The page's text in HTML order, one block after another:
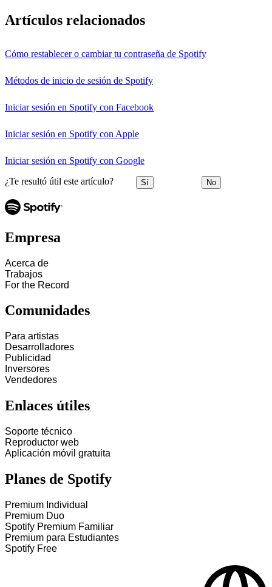
Artículos relacionados
Cómo restablecer o cambiar tu contraseña de Spotify
Métodos de inicio de sesión de Spotify
Iniciar sesión en Spotify con Facebook
Iniciar sesión en Spotify con Apple
Iniciar sesión en Spotify con Google
¿Te resultó útil este artículo? Sí No
Empresa
Acerca de
Trabajos
For the Record
Comunidades
Para artistas
Desarrolladores
Publicidad
Inversores
Vendedores
Enlaces útiles
Soporte técnico
Reproductor web
Aplicación móvil gratuita
Planes de Spotify
Premium Individual
Premium Duo
Spotify Premium Familiar
Premium para Estudiantes
Spotify Free